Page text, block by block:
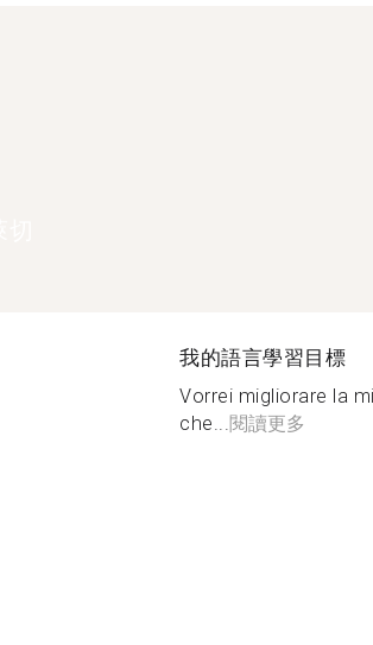
我的語言學習目標
Vorrei migliorare la
che... 閱讀更多